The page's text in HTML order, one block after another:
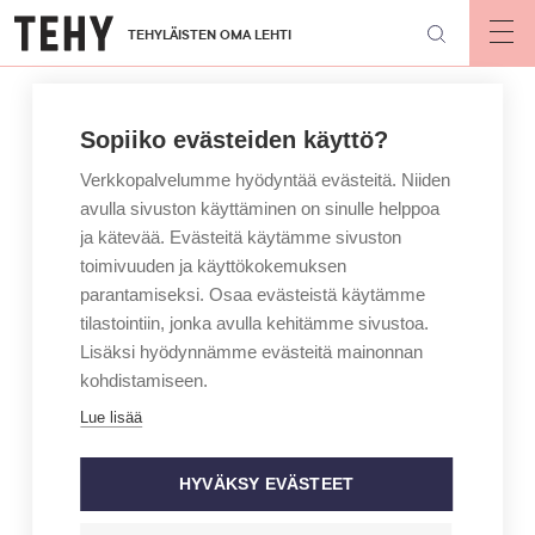
Hyppää
pääsisältöön
TEHYLÄISTEN OMA LEHTI
ARTIKKELIKATEGORIA
BLOGI KIRJOITTAJA
JENNY BELITZ HENRIKSSON
Sopiiko evästeiden käyttö?
Verkkopalvelumme hyödyntää evästeitä. Niiden
avulla sivuston käyttäminen on sinulle helppoa
ja kätevää. Evästeitä käytämme sivuston
toimivuuden ja käyttökokemuksen
parantamiseksi. Osaa evästeistä käytämme
tilastointiin, jonka avulla kehitämme sivustoa.
Lisäksi hyödynnämme evästeitä mainonnan
kohdistamiseen.
Lue lisää
HYVÄKSY EVÄSTEET